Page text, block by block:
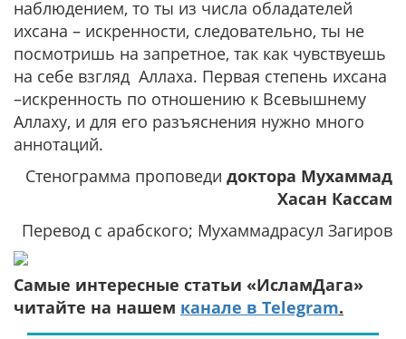
наблюдением, то ты из числа обладателей
ихсана – искренности, следовательно, ты не
посмотришь на запретное, так как чувствуешь
на себе взгляд Аллаха. Первая степень ихсана
–искренность по отношению к Всевышнему
Аллаху, и для его разъяснения нужно много
аннотаций.
Стенограмма проповеди доктора Мухаммад
Хасан Кассам
Перевод с арабского; Мухаммадрасул Загиров
Самые интересные статьи «ИсламДага»
читайте на нашем канале в Telegram.